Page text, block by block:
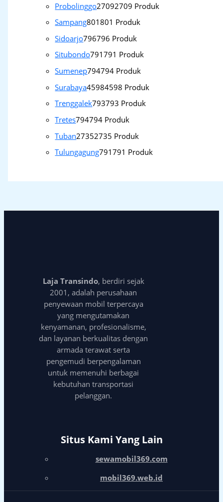
Probolinggo27092709 Produk
Sampang801801 Produk
Sidoarjo796796 Produk
Situbondo791791 Produk
Sumenep794794 Produk
Surabaya45984598 Produk
Trenggalek793793 Produk
Tretes794794 Produk
Tuban27352735 Produk
Tulungagung791791 Produk
Laja Transindo, berdiri sejak
2001, adalah perusahaan
penyewaan mobil terpercaya
yang mengutamakan
kenyamanan, profesionalisme,
dan layanan berkualitas dengan
armada terawat serta
pengemudi berpengalaman
untuk memenuhi berbagai
kebutuhan transportasi
pelanggan.
Situs Kami Yang Lain
sewamobil369.com
mobil369.web.id